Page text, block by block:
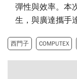
彈性與效率。本
生，與廣達攜手
證、穩定量產」
造體系，使生產
次展示重點包括
西門子 COMPUTEX